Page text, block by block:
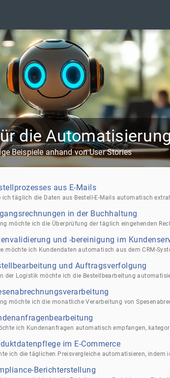
die
Beispiele anhand von User Stories
aus E-Mails
in der Buchhaltung
und -bereinigung im
und Auftragsverfolgung
im E-Commerce
Berichterstellung